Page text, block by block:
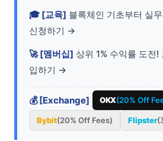
🎓 [교육] 블록체인 기초부터 실
신청하기 →
🚀 [멤버십] 상위 1% 수익률 도전
입하기 →
💰 [Exchange] OKX(20% Off
Bybit(20% Off Fees) Flipster